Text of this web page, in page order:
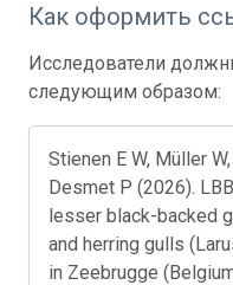
Как оформить
Исследователи
следующим образом:
Stienen E W, Müller
Desmet P (2026).
lesser black-backed
and herring gulls
in Zeebrugge